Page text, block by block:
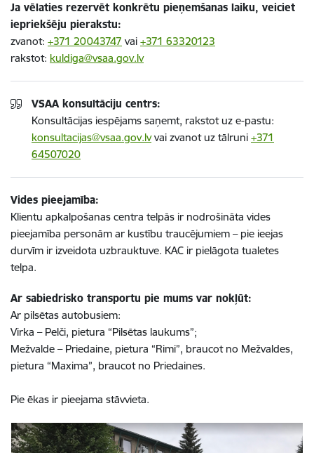
Ja vēlaties rezervēt konkrētu pieņemšanas laiku, veiciet
iepriekšēju pierakstu:
zvanot: +371 20043747 vai +371 63320123
rakstot: kuldiga@vsaa.gov.lv
VSAA konsultāciju centrs:
Konsultācijas iespējams saņemt, rakstot uz e-pastu:
konsultacijas@vsaa.gov.lvvai zvanot uz tālruni +371
64507020
Vides pieejamība:
Klientu apkalpošanas centra telpās ir nodrošināta vides
pieejamība personām ar kustību traucējumiem – pie ieejas
durvīm ir izveidota uzbrauktuve. KAC ir pielāgota tualetes
telpa.
Ar sabiedrisko transportu pie mums var nokļūt:
Ar pilsētas autobusiem:
Virka – Pelči, pietura “Pilsētas laukums”;
Mežvalde – Priedaine, pietura “Rimi”, braucot no Mežvaldes,
pietura “Maxima”, braucot no Priedaines.
Pie ēkas ir pieejama stāvvieta.